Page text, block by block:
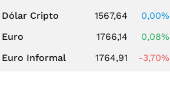
Dólar Cripto 1567,64
0,00%
Euro
1766,14
0,08%
Euro Informal
1764,91 -3,70%